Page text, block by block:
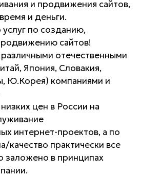
и продвижения сайтов,
и деньги.
по созданию,
сайтов!
отечественными
Япония, Словакия,
Ю.Корея) компаниями и
цен в России на
интернет-проектов, а по
практически все
заложено в принципах